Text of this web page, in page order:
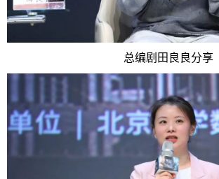
总编剧田良良分享